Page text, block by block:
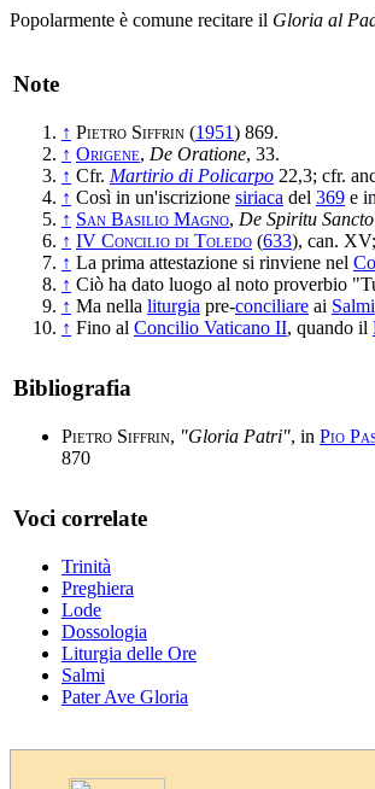
Popolarmente è comune recitare il Gloria al
Note
↑ Pietro Siffrin (1951) 869.
↑ Origene, De Oratione, 33.
↑ Cfr. Martirio di Policarpo 22,3; cfr.
↑ Così in un'iscrizione siriaca del 369 e in
↑ San Basilio Magno, De Spiritu Sancto
↑ IV Concilio di Toledo (633), can.
↑ La prima attestazione si rinviene nel
↑ Ciò ha dato luogo al noto proverbio
↑ Ma nella liturgia pre-conciliare ai Salmi
↑ Fino al Concilio Vaticano II, quando il
Bibliografia
Pietro Siffrin, "Gloria Patri", in Pio
870
Voci correlate
Trinità
Preghiera
Lode
Dossologia
Liturgia delle Ore
Salmi
Pater Ave Gloria